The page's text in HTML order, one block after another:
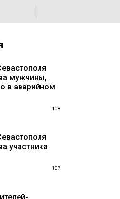
мужчины,
в аварийном
108
участника
107